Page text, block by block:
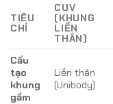
TIÊU
CHÍ
CUV
(KHUNG
LIỀN
THÂN)
Cấu
tạo
khung
gầm
Liền thân
(Unibody)